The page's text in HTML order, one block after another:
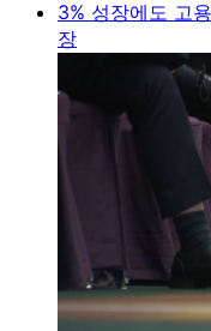
3% 성장에도 고
장